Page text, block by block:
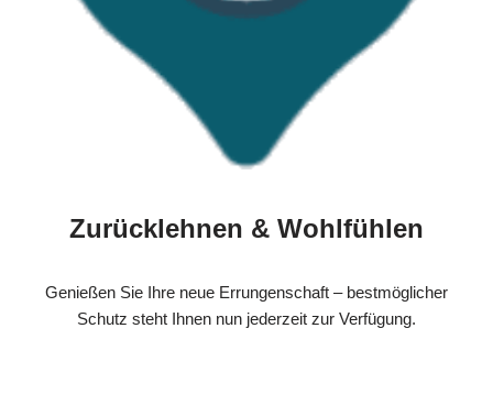
Zurücklehnen & Wohlfühlen
Genießen Sie Ihre neue Errungenschaft – bestmöglicher
Schutz steht Ihnen nun jederzeit zur Verfügung.